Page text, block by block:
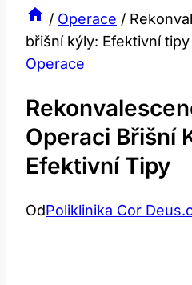
/ Operace /
břišní kýly: Efektivní tipy
Operace
Operaci Břišní
Efektivní Tipy
OdPoliklinika Cor